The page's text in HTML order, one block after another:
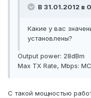
В 31.01.2012 в
Какие у вас
установлены?
Output power: 28dBm
Max TX Rate, Mbps:
С такой мощностью